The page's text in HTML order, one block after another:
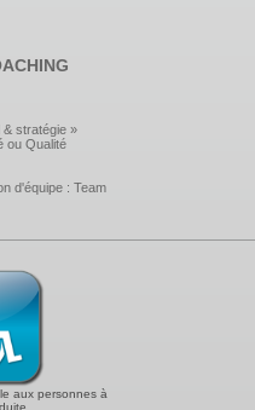
stratégie »
ou Qualité
d'équipe : Team
aux personnes à